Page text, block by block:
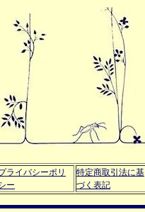
ライバシーポリ
ー
特定商取引法に基
づく表記